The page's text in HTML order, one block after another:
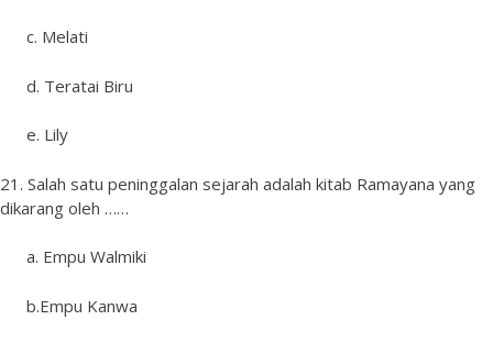
c. Melati
d. Teratai Biru
e. Lily
21. Salah satu peninggalan sejarah adalah kitab Ramayana yang
dikarang oleh ……
a. Empu Walmiki
b.Empu Kanwa